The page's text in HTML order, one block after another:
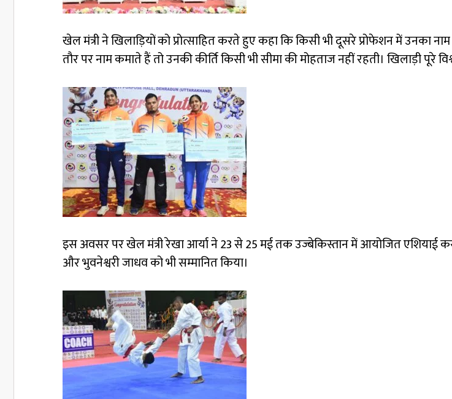
खेल मंत्री ने खिलाड़ियों को प्रोत्साहित करते हुए कहा कि किसी भी दूसरे प्रोफेशन में
तौर पर नाम कमाते हैं तो उनकी कीर्ति किसी भी सीमा की मोहताज नहीं रहती। खिलाड़ी पूरे
इस अवसर पर खेल मंत्री रेखा आर्या ने 23 से 25 मई तक उज्बेकिस्तान में आयोजित एशियाई
और भुवनेश्वरी जाधव को भी सम्मानित किया।